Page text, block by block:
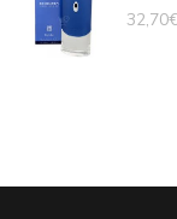
32,70€